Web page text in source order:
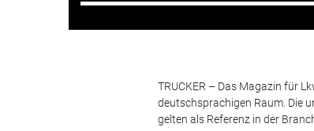
TRUCKER – Das Magazin für
deutschsprachigen Raum. Die
gelten als Referenz in der